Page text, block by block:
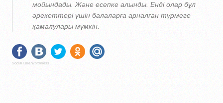
мойындады. Және есепке алынды. Енді олар бұл
әрекеттері үшін балаларға арналған түрмеге
қамалулары мүмкін.
Social Like WordPress